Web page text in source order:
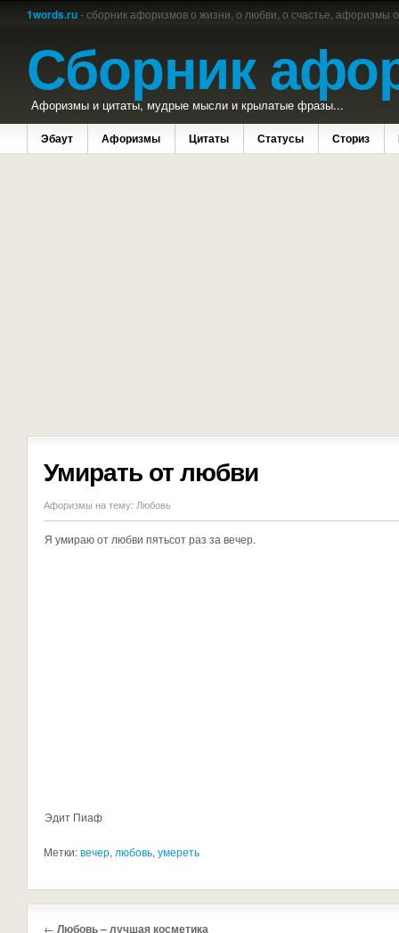
1words.ru- сборник афоризмов о жизни, о любви, о счастье,
Сборник
Афоризмы и цитаты, мудрые мысли и крылатые фразы...
Эбаут Афоризмы Цитаты Статусы Сториз
Умирать от любви
Афоризмы на тему: Любовь
Я умираю от любви пятьсот раз за вечер.
Эдит Пиаф
Метки:вечер, любовь, умереть
← Любовь – лучшая косметика